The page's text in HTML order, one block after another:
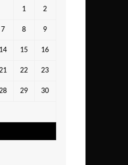
1 2
7 8 9
14 15 16
22 23
29 30